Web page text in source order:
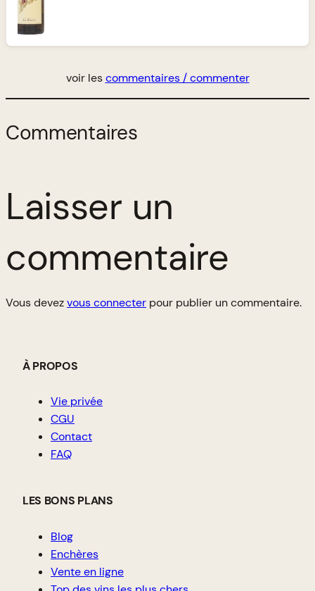
voir lescommentaires / commenter
Commentaires
Laisser un
commentaire
Vous devezvous connecter pour publier un commentaire.
À PROPOS
Vie privée
CGU
Contact
FAQ
LES BONS PLANS
Blog
Enchères
Vente en ligne